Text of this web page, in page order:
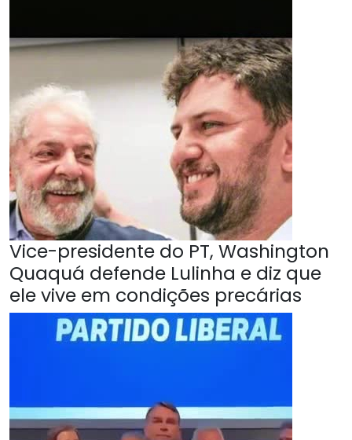
Vice-presidente do PT, Washington
Quaquá defende Lulinha e diz que
ele vive em condições precárias